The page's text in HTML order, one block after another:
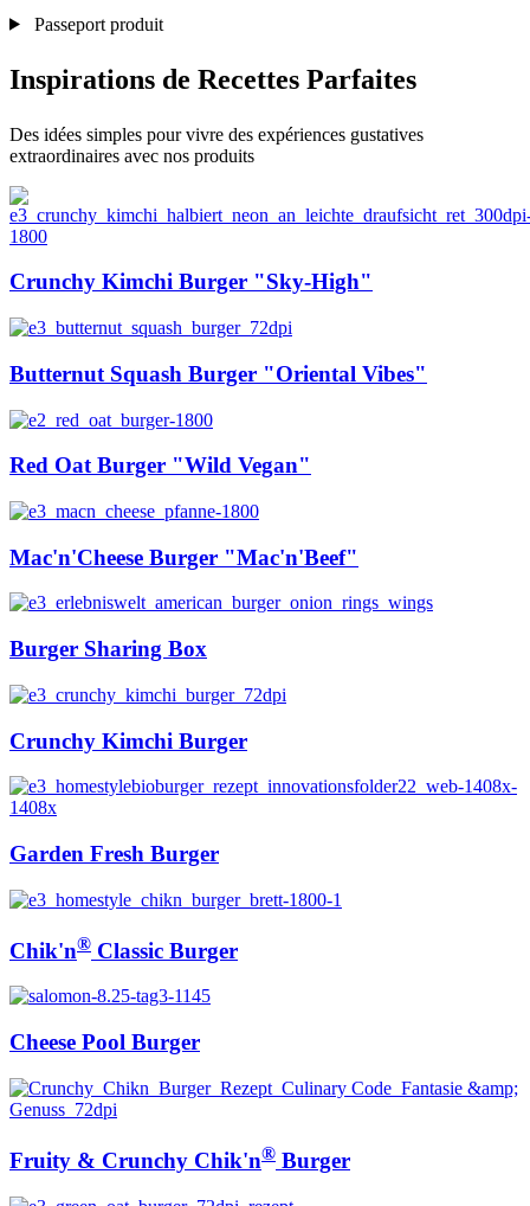
Passeport produit
Inspirations de Recettes Parfaites
Des idées simples pour vivre des expériences gustatives
extraordinaires avec nos produits
Crunchy Kimchi Burger "Sky-High"
Butternut Squash Burger "Oriental Vibes"
Red Oat Burger "Wild Vegan"
Mac'n'Cheese Burger "Mac'n'Beef"
Burger Sharing Box
Crunchy Kimchi Burger
Garden Fresh Burger
Chik'n® Classic Burger
Cheese Pool Burger
Fruity & Crunchy Chik'n® Burger